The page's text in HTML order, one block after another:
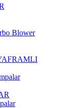
Blower